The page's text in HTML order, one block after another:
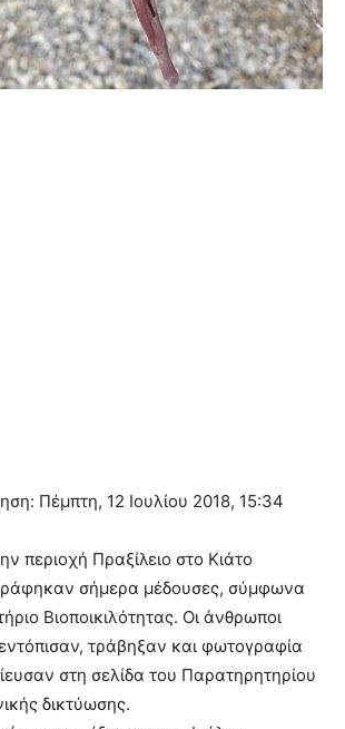
Πέμπτη, 12 Ιουλίου 2018, 15:34
περιοχή Πραξίλειο στο Κιάτο
σήμερα μέδουσες, σύμφωνα
Βιοποικιλότητας. Οι άνθρωποι
τράβηξαν και φωτογραφία
στη σελίδα του Παρατηρητηρίου
δικτύωσης.